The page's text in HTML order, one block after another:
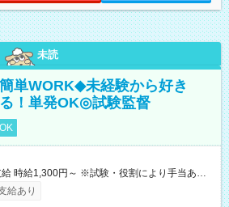
未読
単WORK◆未経験から好き
！単発OK◎試験監督
当あり
昇給あり 【即給（前払い）オプションあ
る場合、勤務から1週間ほどで給与の一部を受け
給あり